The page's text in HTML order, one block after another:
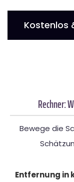
Kostenlos
Rechner:
Bewege die
Entfernung in